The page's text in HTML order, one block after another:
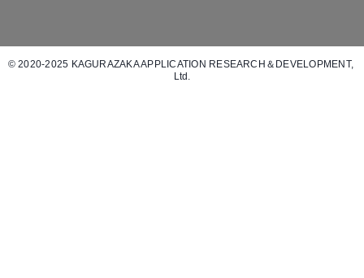
© 2020-2025 KAGURAZAKA APPLICATION RESEARCH＆DEVELOPMENT,
Ltd.